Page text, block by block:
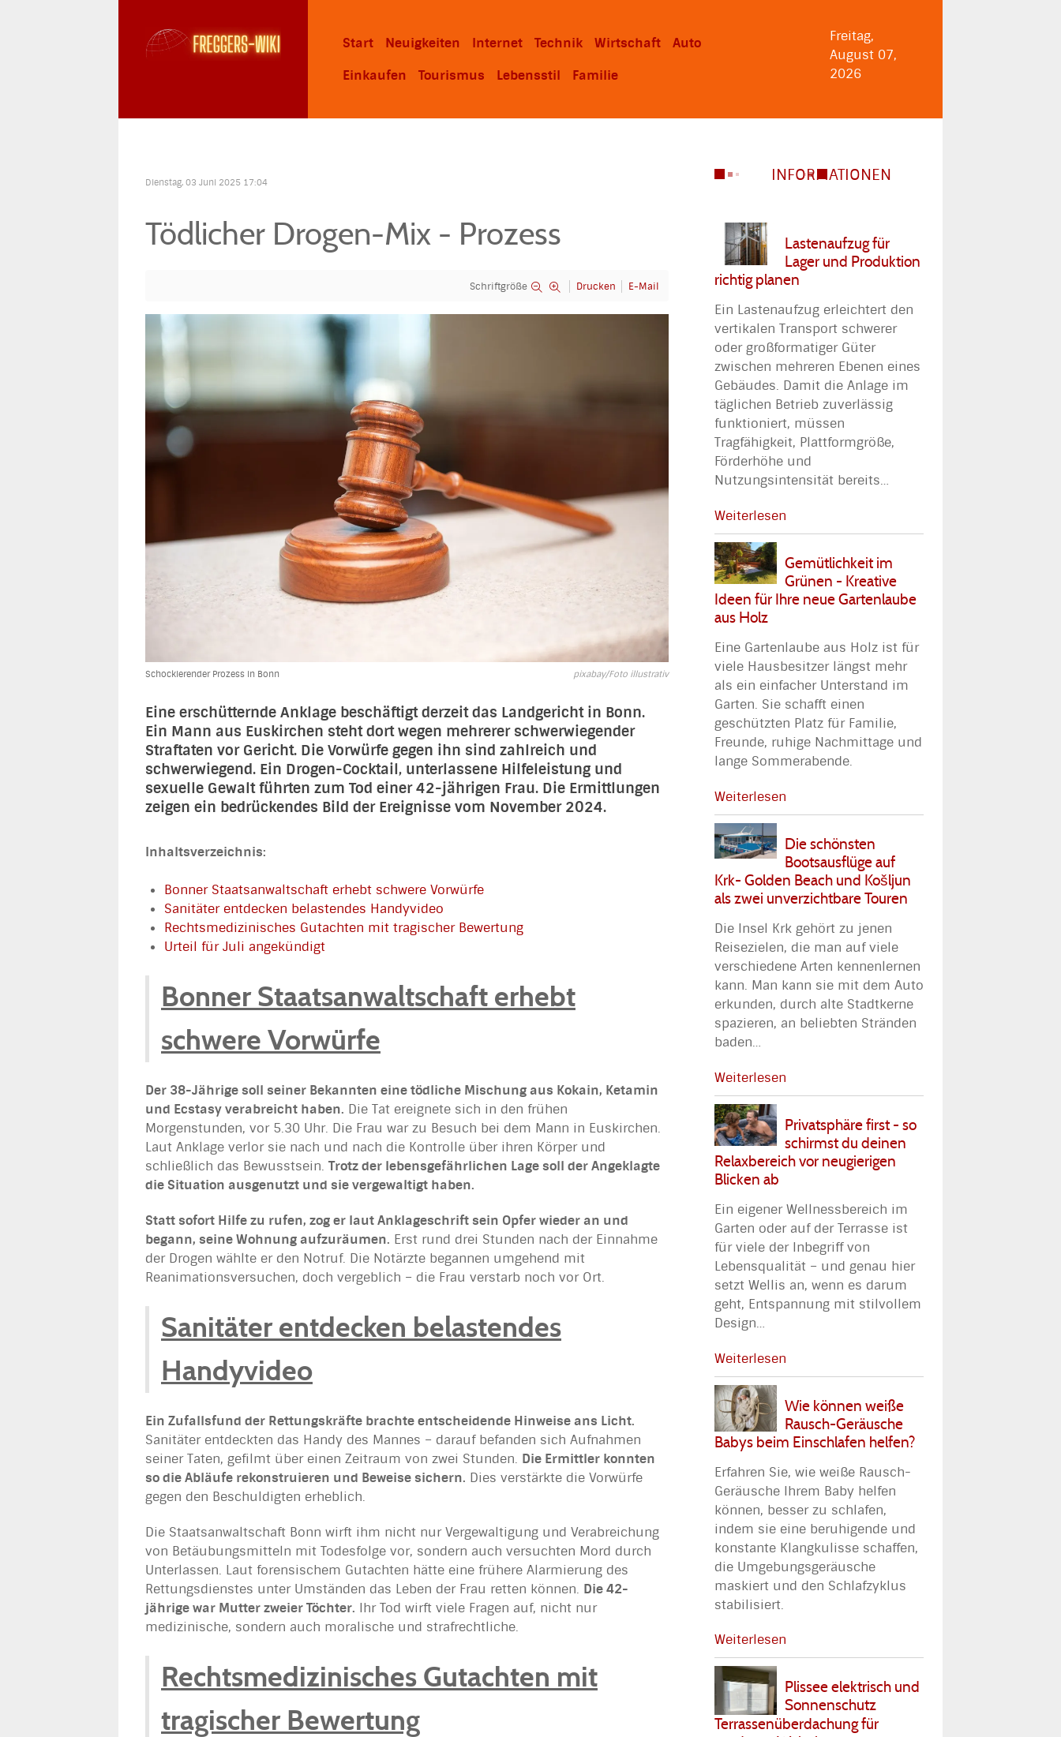
Start Neuigkeiten Internet Technik Wirtschaft
Auto
Einkaufen
Tourismus Lebensstil Familie
Freitag,
August 07,
2026
Dienstag, 03 Juni 2025 17:04
Tödlicher Drogen-Mix - Prozess
Schriftgröße Drucken E-Mail
Schockierender Prozess in Bonn pixabay/Foto illustrativ
Eine erschütternde Anklage beschäftigt derzeit das Landgericht in Bonn.
Ein Mann aus Euskirchen steht dort wegen mehrerer schwerwiegender
Straftaten vor Gericht. Die Vorwürfe gegen ihn sind zahlreich und
schwerwiegend. Ein Drogen-Cocktail, unterlassene Hilfeleistung und
sexuelle Gewalt führten zum Tod einer 42-jährigen Frau. Die Ermittlungen
zeigen ein bedrückendes Bild der Ereignisse vom November 2024.
Inhaltsverzeichnis:
Bonner Staatsanwaltschaft erhebt schwere Vorwürfe
Sanitäter entdecken belastendes Handyvideo
Rechtsmedizinisches Gutachten mit tragischer Bewertung
Urteil für Juli angekündigt
Bonner Staatsanwaltschaft erhebt
schwere Vorwürfe
Der 38-Jährige soll seiner Bekannten eine tödliche Mischung aus Kokain, Ketamin
und Ecstasy verabreicht haben. Die Tat ereignete sich in den frühen
Morgenstunden, vor 5.30 Uhr. Die Frau war zu Besuch bei dem Mann in Euskirchen.
Laut Anklage verlor sie nach und nach die Kontrolle über ihren Körper und
schließlich das Bewusstsein. Trotz der lebensgefährlichen Lage soll der Angeklagte
die Situation ausgenutzt und sie vergewaltigt haben.
Statt sofort Hilfe zu rufen, zog er laut Anklageschrift sein Opfer wieder an und
begann, seine Wohnung aufzuräumen. Erst rund drei Stunden nach der Einnahme
der Drogen wählte er den Notruf. Die Notärzte begannen umgehend mit
Reanimationsversuchen, doch vergeblich – die Frau verstarb noch vor Ort.
Sanitäter entdecken belastendes
Handyvideo
Ein Zufallsfund der Rettungskräfte brachte entscheidende Hinweise ans Licht.
Sanitäter entdeckten das Handy des Mannes – darauf befanden sich Aufnahmen
seiner Taten, gefilmt über einen Zeitraum von zwei Stunden. Die Ermittler konnten
so die Abläufe rekonstruieren und Beweise sichern. Dies verstärkte die Vorwürfe
gegen den Beschuldigten erheblich.
Die Staatsanwaltschaft Bonn wirft ihm nicht nur Vergewaltigung und Verabreichung
von Betäubungsmitteln mit Todesfolge vor, sondern auch versuchten Mord durch
Unterlassen. Laut forensischem Gutachten hätte eine frühere Alarmierung des
Rettungsdienstes unter Umständen das Leben der Frau retten können. Die 42-
jährige war Mutter zweier Töchter. Ihr Tod wirft viele Fragen auf, nicht nur
medizinische, sondern auch moralische und strafrechtliche.
Rechtsmedizinisches Gutachten mit
tragischer Bewertung
INFORMATIONEN
Lastenaufzug für
Lager und Produktion
richtig planen
Ein Lastenaufzug erleichtert den
vertikalen Transport schwerer
oder großformatiger Güter
zwischen mehreren Ebenen eines
Gebäudes. Damit die Anlage im
täglichen Betrieb zuverlässig
funktioniert, müssen
Tragfähigkeit, Plattformgröße,
Förderhöhe und
Nutzungsintensität bereits…
Weiterlesen
Gemütlichkeit im
Grünen - Kreative
Ideen für Ihre neue Gartenlaube
aus Holz
Eine Gartenlaube aus Holz ist für
viele Hausbesitzer längst mehr
als ein einfacher Unterstand im
Garten. Sie schafft einen
geschützten Platz für Familie,
Freunde, ruhige Nachmittage und
lange Sommerabende.
Weiterlesen
Die schönsten
Bootsausflüge auf
Krk- Golden Beach und Košljun
als zwei unverzichtbare Touren
Die Insel Krk gehört zu jenen
Reisezielen, die man auf viele
verschiedene Arten kennenlernen
kann. Man kann sie mit dem Auto
erkunden, durch alte Stadtkerne
spazieren, an beliebten Stränden
baden…
Weiterlesen
Privatsphäre first - so
schirmst du deinen
Relaxbereich vor neugierigen
Blicken ab
Ein eigener Wellnessbereich im
Garten oder auf der Terrasse ist
für viele der Inbegriff von
Lebensqualität – und genau hier
setzt Wellis an, wenn es darum
geht, Entspannung mit stilvollem
Design…
Weiterlesen
Wie können weiße
Rausch-Geräusche
Babys beim Einschlafen helfen?
Erfahren Sie, wie weiße Rausch-
Geräusche Ihrem Baby helfen
können, besser zu schlafen,
indem sie eine beruhigende und
konstante Klangkulisse schaffen,
die Umgebungsgeräusche
maskiert und den Schlafzyklus
stabilisiert.
Weiterlesen
Plissee elektrisch und
Sonnenschutz
Terrassenüberdachung für